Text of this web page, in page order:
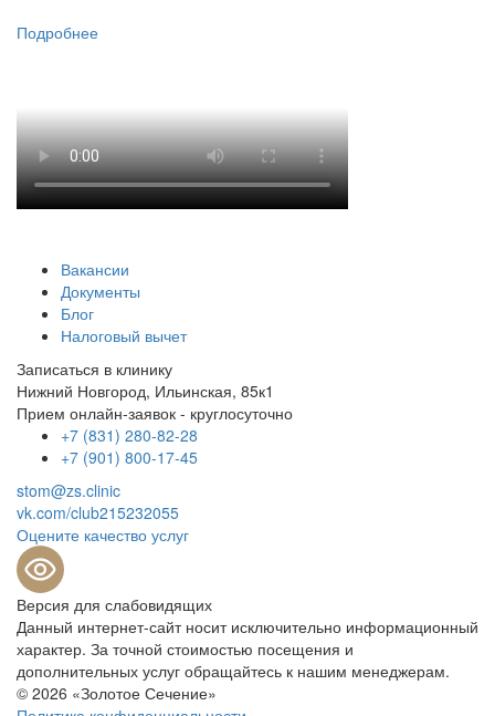
Подробнее
Вакансии
Документы
Блог
Налоговый вычет
Записаться в клинику
Нижний Новгород, Ильинская, 85к1
Прием онлайн-заявок - круглосуточно
+7 (831) 280-82-28
+7 (901) 800-17-45
stom@zs.clinic
vk.com/club215232055
Оцените качество услуг
Версия для слабовидящих
Данный интернет-сайт носит исключительно информационный
характер. За точной стоимостью посещения и
дополнительных услуг обращайтесь к нашим менеджерам.
© 2026 «Золотое Сечение»